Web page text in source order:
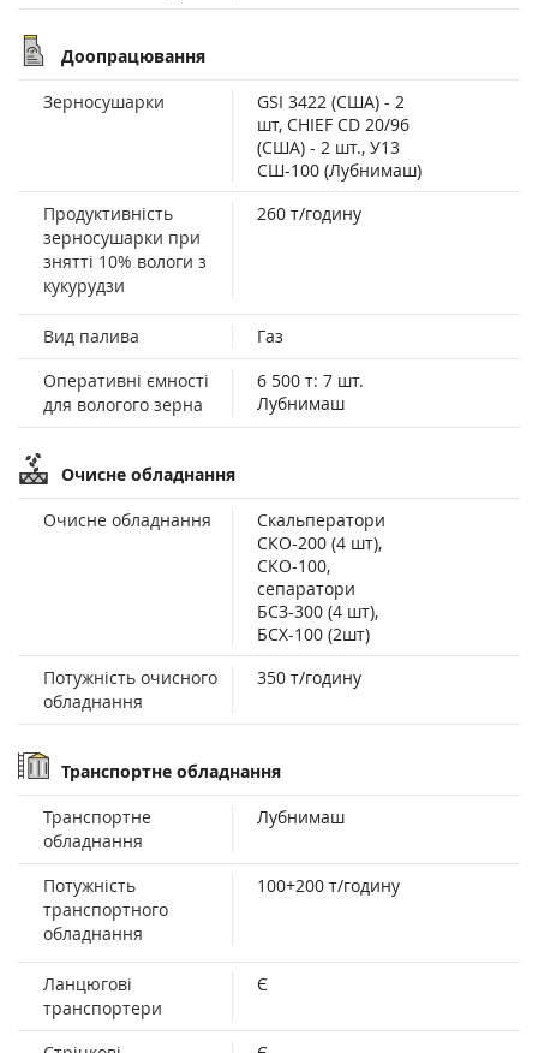
Доопрацювання
Зерносушарки
GSI 3422 (США) - 2
шт, CHIEF CD 20/96
(США) - 2 шт., У13
СШ-100 (Лубнимаш)
Продуктивність
зерносушарки при
знятті 10% вологи з
кукурудзи
260 т/годину
Вид палива
Газ
Оперативні ємності
для вологого зерна
6 500 т: 7 шт.
Лубнимаш
Очисне обладнання
Очисне обладнання
Скальператори
СКО-200 (4 шт),
СКО-100,
сепаратори
БСЗ-300 (4 шт),
БСХ-100 (2шт)
Потужність очисного
обладнання
350 т/годину
Транспортне обладнання
Транспортне
обладнання
Лубнимаш
Потужність
транспортного
обладнання
100+200 т/годину
Ланцюгові
транспортери
Є